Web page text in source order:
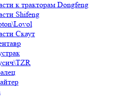
к тракторам Dongfeng
Shifeng
Скаут